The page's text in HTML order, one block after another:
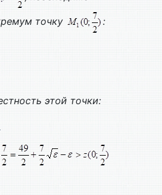
точку :
этой точки: